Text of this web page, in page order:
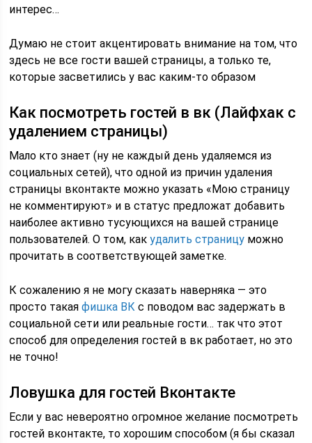
интерес…
Думаю не стоит акцентировать внимание на том, что
здесь не все гости вашей страницы, а только те,
которые засветились у вас каким-то образом
Как посмотреть гостей в вк (Лайфхак с
удалением страницы)
Мало кто знает (ну не каждый день удаляемся из
социальных сетей), что одной из причин удаления
страницы вконтакте можно указать «Мою страницу
не комментируют» и в статус предложат добавить
наиболее активно тусующихся на вашей странице
пользователей. О том, какудалить страницу можно
прочитать в соответствующей заметке.
К сожалению я не могу сказать наверняка — это
просто такаяфишка ВК с поводом вас задержать в
социальной сети или реальные гости… так что этот
способ для определения гостей в вк работает, но это
не точно!
Ловушка для гостей Вконтакте
Если у вас невероятно огромное желание посмотреть
гостей вконтакте, то хорошим способом (я бы сказал